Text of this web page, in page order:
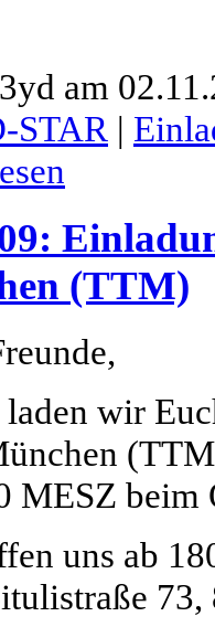
am
STAR |
(TTM)
wir
MESZ
uns ab